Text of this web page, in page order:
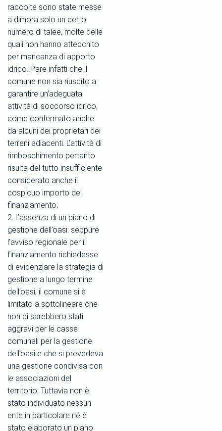
raccolte sono state messe
a dimora solo un certo
numero di talee, molte delle
quali non hanno attecchito
per mancanza di apporto
idrico. Pare infatti che il
comune non sia riuscito a
garantire un’adeguata
attività di soccorso idrico,
come confermato anche
da alcuni dei proprietari dei
terreni adiacenti. L’attività di
rimboschimento pertanto
risulta del tutto insufficiente
considerato anche il
cospicuo importo del
finanziamento;
2. L’assenza di un piano di
gestione dell’oasi: seppure
l’avviso regionale per il
finanziamento richiedesse
di evidenziare la strategia di
gestione a lungo termine
dell’oasi, il comune si è
limitato a sottolineare che
non ci sarebbero stati
aggravi per le casse
comunali per la gestione
dell’oasi e che si prevedeva
una gestione condivisa con
le associazioni del
territorio. Tuttavia non è
stato individuato nessun
ente in particolare né è
stato elaborato un piano